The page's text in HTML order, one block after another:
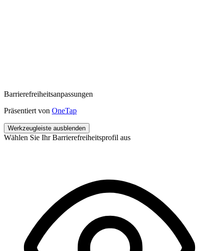
Barrierefreiheitsanpassungen
Präsentiert von OneTap
Werkzeugleiste ausblenden
Wählen Sie Ihr Barrierefreiheitsprofil aus